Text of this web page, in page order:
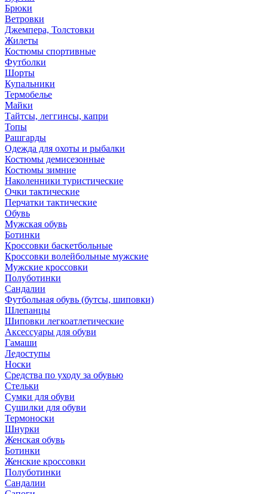
Брюки
Ветровки
Джемпера, Толстовки
Жилеты
Костюмы спортивные
Футболки
Шорты
Купальники
Термобелье
Майки
Тайтсы, леггинсы, капри
Топы
Рашгарды
Одежда для охоты и рыбалки
Костюмы демисезонные
Костюмы зимние
Наколенники туристические
Очки тактические
Перчатки тактические
Обувь
Мужская обувь
Ботинки
Кроссовки баскетбольные
Кроссовки волейбольные мужские
Мужские кроссовки
Полуботинки
Сандалии
Футбольная обувь (бутсы, шиповки)
Шлепанцы
Шиповки легкоатлетические
Аксессуары для обуви
Гамаши
Ледоступы
Носки
Средства по уходу за обувью
Стельки
Сумки для обуви
Сушилки для обуви
Термоноски
Шнурки
Женская обувь
Ботинки
Женские кроссовки
Полуботинки
Сандалии